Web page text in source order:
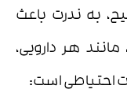
به ندرت باعث
هر دارویی،
احتیاطی است: